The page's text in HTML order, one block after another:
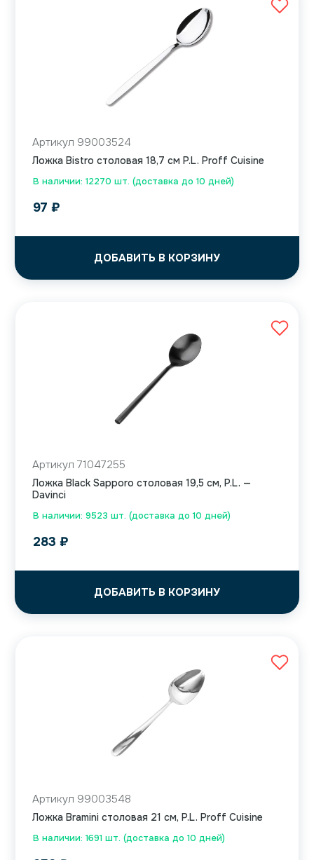
В наличии: 12270 шт. (доставка до 10 дней)
Артикул 99003524
Ложка Bistro столовая 18,7 см P.L. Proff Cuisine
97 ₽
ДОБАВИТЬ В КОРЗИНУ
В наличии: 9523 шт. (доставка до 10 дней)
Артикул 71047255
Ложка Black Sapporo столовая 19,5 см, P.L. —
Davinci
283 ₽
ДОБАВИТЬ В КОРЗИНУ
В наличии: 1691 шт. (доставка до 10 дней)
Артикул 99003548
Ложка Bramini столовая 21 см, P.L. Proff Cuisine